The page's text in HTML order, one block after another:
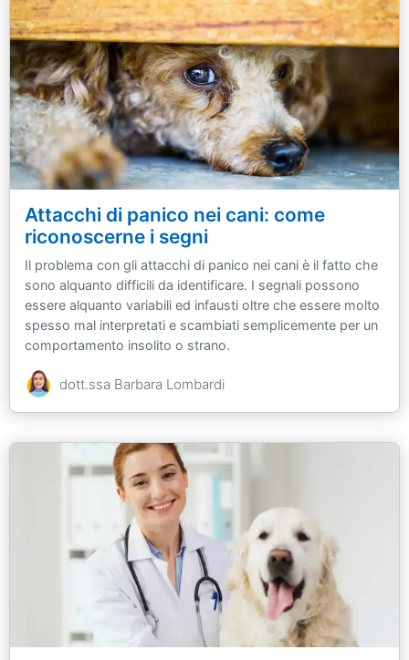
Attacchi di panico nei cani: come
riconoscerne i segni
Il problema con gli attacchi di panico nei cani è il fatto che
sono alquanto difficili da identificare. I segnali possono
essere alquanto variabili ed infausti oltre che essere molto
spesso mal interpretati e scambiati semplicemente per un
comportamento insolito o strano.
dott.ssa Barbara Lombardi